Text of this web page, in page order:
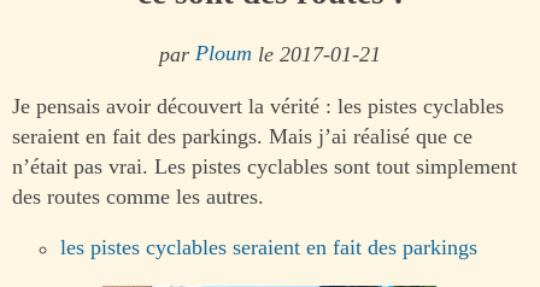
par Ploum le 2017-01-21
Je pensais avoir découvert la vérité : les pistes cyclables
seraient en fait des parkings. Mais j’ai réalisé que ce
n’était pas vrai. Les pistes cyclables sont tout simplement
des routes comme les autres.
les pistes cyclables seraient en fait des parkings